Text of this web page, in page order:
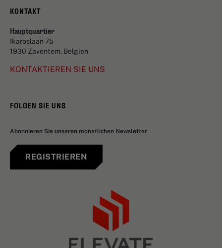
KONTAKT
Hauptquartier
Ikaroslaan 75
1930 Zaventem, Belgien
KONTAKTIEREN SIE UNS
FOLGEN SIE UNS
Abonnieren Sie unseren monatlichen Newsletter
REGISTRIEREN